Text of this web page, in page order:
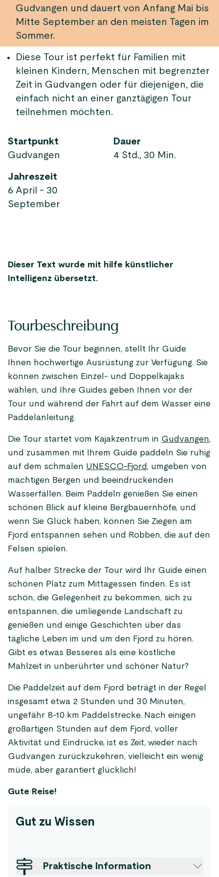
Gudvangen und dauert von Anfang Mai bis
Mitte September an den meisten Tagen im
Sommer.
Diese Tour ist perfekt für Familien mit
kleinen Kindern, Menschen mit begrenzter
Zeit in Gudvangen oder für diejenigen, die
einfach nicht an einer ganztägigen Tour
teilnehmen möchten.
Startpunkt
Gudvangen
Dauer
4 Std., 30 Min.
Jahreszeit
6 April - 30
September
Dieser Text wurde mit hilfe künstlicher
Intelligenz übersetzt.
Tourbeschreibung
Bevor Sie die Tour beginnen, stellt Ihr Guide
Ihnen hochwertige Ausrüstung zur Verfügung. Sie
können zwischen Einzel- und Doppelkajaks
wählen, und Ihre Guides geben Ihnen vor der
Tour und während der Fahrt auf dem Wasser eine
Paddelanleitung.
Die Tour startet vom Kajakzentrum in Gudvangen,
und zusammen mit Ihrem Guide paddeln Sie ruhig
auf dem schmalen UNESCO-Fjord, umgeben von
mächtigen Bergen und beeindruckenden
Wasserfällen. Beim Paddeln genießen Sie einen
schönen Blick auf kleine Bergbauernhöfe, und
wenn Sie Glück haben, können Sie Ziegen am
Fjord entspannen sehen und Robben, die auf den
Felsen spielen.
Auf halber Strecke der Tour wird Ihr Guide einen
schönen Platz zum Mittagessen finden. Es ist
schön, die Gelegenheit zu bekommen, sich zu
entspannen, die umliegende Landschaft zu
genießen und einige Geschichten über das
tägliche Leben im und um den Fjord zu hören.
Gibt es etwas Besseres als eine köstliche
Mahlzeit in unberührter und schöner Natur?
Die Paddelzeit auf dem Fjord beträgt in der Regel
insgesamt etwa 2 Stunden und 30 Minuten,
ungefähr 8-10 km Paddelstrecke. Nach einigen
großartigen Stunden auf dem Fjord, voller
Aktivität und Eindrücke, ist es Zeit, wieder nach
Gudvangen zurückzukehren, vielleicht ein wenig
müde, aber garantiert glücklich!
Gute Reise!
Gut zu Wissen
Praktische Information